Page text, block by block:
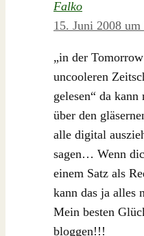
Falko
15. Juni 2008
„in der
uncooleren
gelesen“ da
über den
alle digital
sagen… Wenn
einem Satz als
kann das ja alles
Mein besten
bloggen!!!